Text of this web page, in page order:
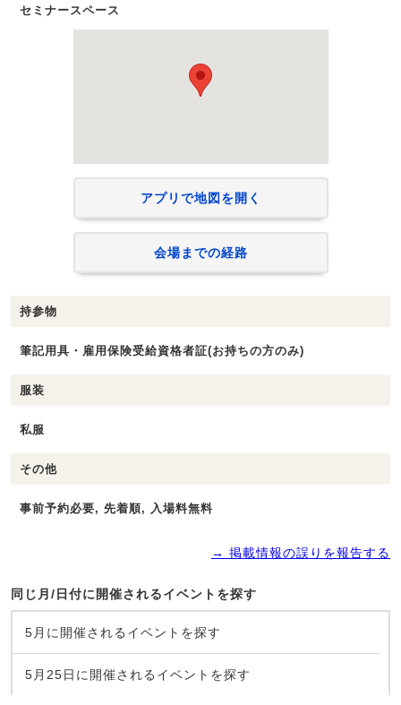
セミナースペース
アプリで地図を開く
会場までの経路
持参物
筆記用具・雇用保険受給資格者証(お持ちの方のみ)
服装
私服
その他
事前予約必要, 先着順, 入場料無料
→ 掲載情報の誤りを報告する
同じ月/日付に開催されるイベントを探す
5月に開催されるイベントを探す
5月25日に開催されるイベントを探す